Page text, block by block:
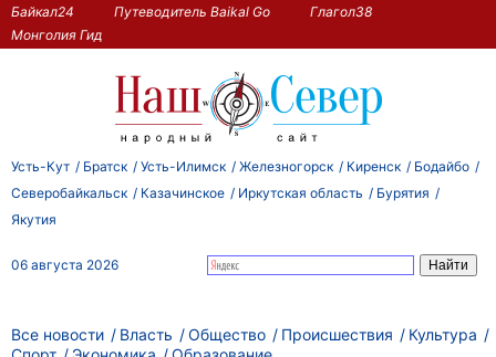
Байкал24 Путеводитель Baikal Go
Глагол38
Монголия Гид
Усть-Кут Братск Усть-Илимск Железногорск Киренск
Бодайбо
Северобайкальск
Казачинское Иркутская область
Бурятия
Якутия
06 августа 2026
Все новости Власть Общество Происшествия
Культура